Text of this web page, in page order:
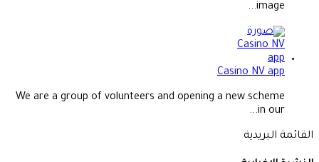
image...
Casino NV app
We are a group of volunteers and opening a new scheme
in our...
القائمة البريدية